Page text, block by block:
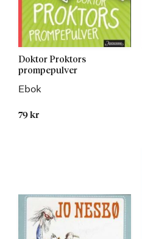
Doktor Proktors
prompepulver
Ebok
79 kr